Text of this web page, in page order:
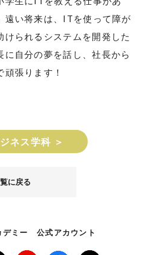
遠い将来は、ITを使って障が
けられるシステムを開発した
に自分の夢を話し、社長から
張ります！
ネス学科 ＞
に戻る
デミー 公式アカウント